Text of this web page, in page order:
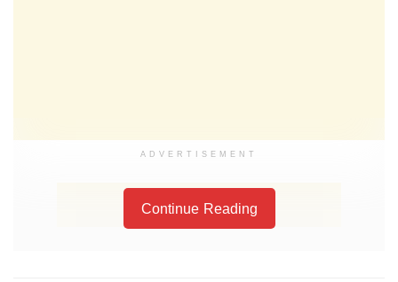
ADVERTISEMENT
Continue Reading